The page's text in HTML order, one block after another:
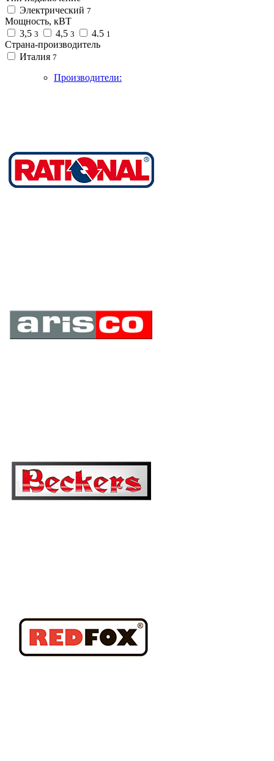
Электрический 7
Мощность, кВТ
3,5 3 4,5 3 4.5 1
Страна-производитель
Италия 7
Производители: